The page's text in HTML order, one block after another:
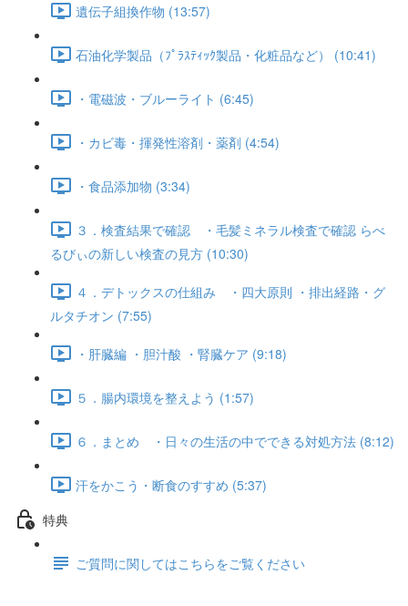
遺伝子組換作物 (13:57)
石油化学製品（ﾌﾟﾗｽﾃｨｯｸ製品・化粧品など） (10:41)
・電磁波・ブルーライト (6:45)
・カビ毒・揮発性溶剤・薬剤 (4:54)
・食品添加物 (3:34)
３．検査結果で確認 ・毛髪ミネラル検査で確認 らべ
るびぃの新しい検査の見方 (10:30)
４．デトックスの仕組み ・四大原則 ・排出経路・グ
ルタチオン (7:55)
・肝臓編 ・胆汁酸 ・腎臓ケア (9:18)
５．腸内環境を整えよう (1:57)
６．まとめ ・日々の生活の中でできる対処方法 (8:12)
汗をかこう・断食のすすめ (5:37)
特典
ご質問に関してはこちらをご覧ください